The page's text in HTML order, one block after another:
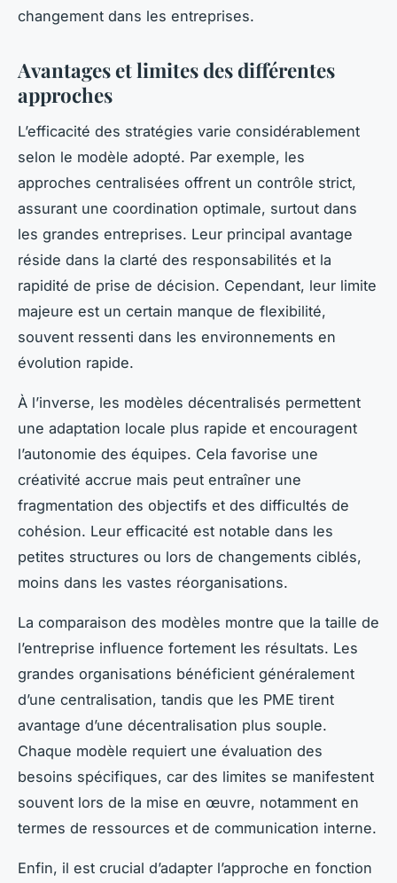
changement dans les entreprises.
Avantages et limites des différentes
approches
L’efficacité des stratégies varie considérablement
selon le modèle adopté. Par exemple, les
approches centralisées offrent un contrôle strict,
assurant une coordination optimale, surtout dans
les grandes entreprises. Leur principal avantage
réside dans la clarté des responsabilités et la
rapidité de prise de décision. Cependant, leur limite
majeure est un certain manque de flexibilité,
souvent ressenti dans les environnements en
évolution rapide.
À l’inverse, les modèles décentralisés permettent
une adaptation locale plus rapide et encouragent
l’autonomie des équipes. Cela favorise une
créativité accrue mais peut entraîner une
fragmentation des objectifs et des difficultés de
cohésion. Leur efficacité est notable dans les
petites structures ou lors de changements ciblés,
moins dans les vastes réorganisations.
La comparaison des modèles montre que la taille de
l’entreprise influence fortement les résultats. Les
grandes organisations bénéficient généralement
d’une centralisation, tandis que les PME tirent
avantage d’une décentralisation plus souple.
Chaque modèle requiert une évaluation des
besoins spécifiques, car des limites se manifestent
souvent lors de la mise en œuvre, notamment en
termes de ressources et de communication interne.
Enfin, il est crucial d’adapter l’approche en fonction